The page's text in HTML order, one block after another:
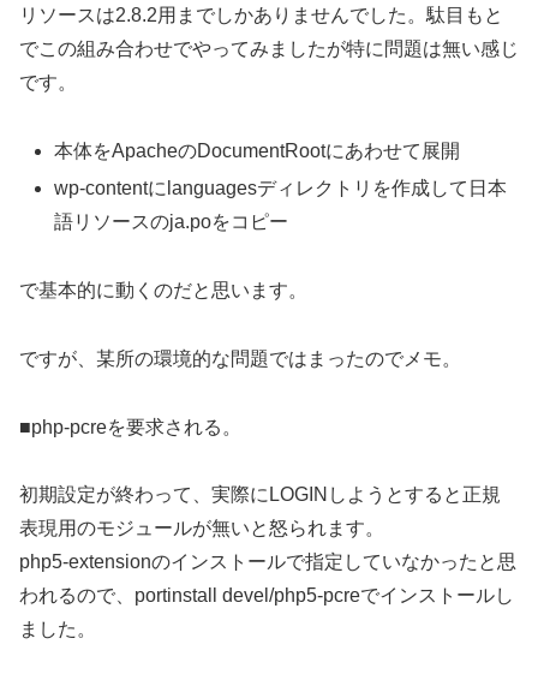
リソースは2.8.2用までしかありませんでした。駄目もと
でこの組み合わせでやってみましたが特に問題は無い感じ
です。
本体をApacheのDocumentRootにあわせて展開
wp-contentにlanguagesディレクトリを作成して日本
語リソースのja.poをコピー
で基本的に動くのだと思います。
ですが、某所の環境的な問題ではまったのでメモ。
■php-pcreを要求される。
初期設定が終わって、実際にLOGINしようとすると正規
表現用のモジュールが無いと怒られます。
php5-extensionのインストールで指定していなかったと思
われるので、portinstall devel/php5-pcreでインストールし
ました。